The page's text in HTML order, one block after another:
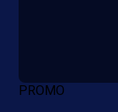
PROMO